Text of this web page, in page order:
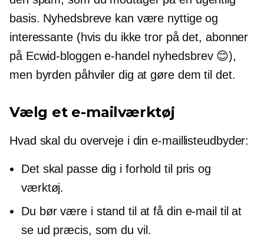
basis. Nyhedsbreve kan være nyttige og
interessante (hvis du ikke tror på det, abonner
på Ecwid-bloggene-handel nyhedsbrev 😊),
men byrden påhviler dig at gøre dem til det.
Vælg et e-mailværktøj
Hvad skal du overveje i din e-maillisteudbyder:
Det skal passe dig i forhold til pris og
værktøj.
Du bør være i stand til at få din e-mail til at
se ud præcis, som du vil.